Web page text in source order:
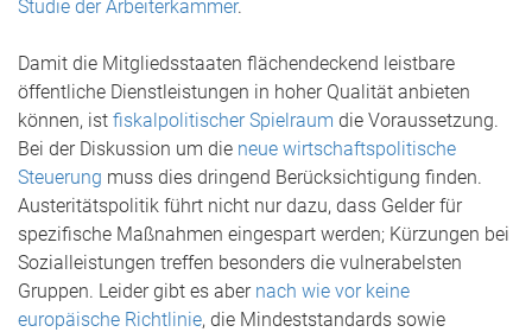
Studie der Arbeiterkammer.
Damit die Mitgliedsstaaten flächendeckend leistbare
öffentliche Dienstleistungen in hoher Qualität anbieten
können, ist fiskalpolitischer Spielraum die Voraussetzung.
Bei der Diskussion um die neue wirtschaftspolitische
Steuerung muss dies dringend Berücksichtigung finden.
Austeritätspolitik führt nicht nur dazu, dass Gelder für
spezifische Maßnahmen eingespart werden; Kürzungen bei
Sozialleistungen treffen besonders die vulnerabelsten
Gruppen. Leider gibt es aber nach wie vor keine
europäische Richtlinie, die Mindeststandards sowie